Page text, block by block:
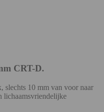
CRT-D.
10 mm van voor naar
lichaamsvriendelijke